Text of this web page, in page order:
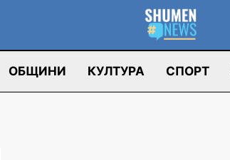
ОБЩИНИ КУЛТУРА СПОРТ